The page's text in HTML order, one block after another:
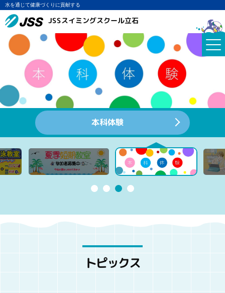
水を通じて健康づくりに貢献する
JSSスイミングスクール立石
詳しくはコチラ！
詳しくはコチラ！
本科体験
詳細はコチラ！
トピックス